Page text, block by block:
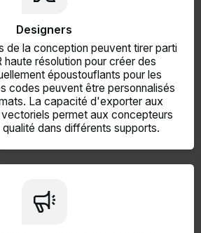
Designers
de la conception peuvent tirer parti
haute résolution pour créer des
époustouflants pour les
codes peuvent être personnalisés
La capacité d'exporter aux
permet aux concepteurs
qualité dans différents supports.